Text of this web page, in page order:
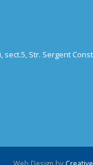
sect.5, Str. Sergent